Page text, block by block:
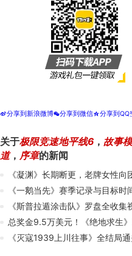
t分享到新浪微博w分享到微信z分享到QQ
关于极限竞速地平线6 ， 故事
道， 序章的新闻
《凝渊》长期断更，老牌女性向
《一鹅当先》赛季记录与目标时
《斯普拉遁涂击队》罗盘全收集
总奖金9.5万美元！《绝地求生
《灭寇1939上川往事》全结局